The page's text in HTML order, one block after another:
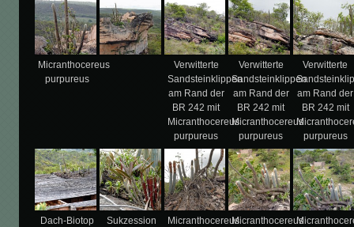
Micranthocereus
purpureus
Verwitterte
Sandsteinklippen
am Rand der
BR 242 mit
Micranthocereus
purpureus
Verwitterte
Sandsteinklippen
am Rand der
BR 242 mit
Micranthocereus
purpureus
Verwitterte
am Rand der
BR 242 mit
purpureus
Dach-Biotop
Sukzession
MicranthocereusMicranthocereus